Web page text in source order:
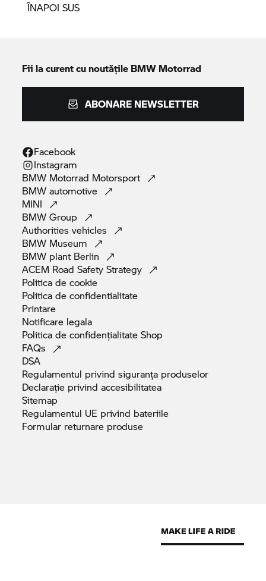
ÎNAPOI SUS
Fii la curent cu noutățile BMW Motorrad
ABONARE NEWSLETTER
Facebook
Instagram
BMW Motorrad Motorsport
BMWautomotive
MINI
BMWGroup
Authoritiesvehicles
BMW Museum
BMW plant Berlin
ACEM Road SafetyStrategy
Politica decookie
Politica deconfidentialitate
Printare
Notificare legala
Politica de confidențialitateShop
FAQs
DSA
Regulamentul privind siguranța produselor
Declarație privindaccesibilitatea
Sitemap
Regulamentul UE privind bateriile
Formular returnare produse